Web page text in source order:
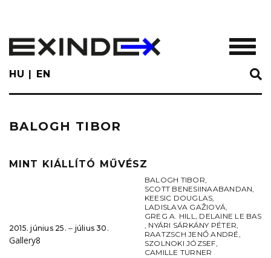
main
content
HU EN
BALOGH TIBOR
MINT KIÁLLÍTÓ MŰVÉSZ
2015. június 25. ‒ július 30.
Gallery8
BALOGH TIBOR,
SCOTT BENESIINAABANDAN,
KEESIC DOUGLAS,
LADISLAVA GAŽIOVÁ,
GREG A. HILL, DELAINE LE BAS
, NYÁRI SÁRKÁNY PÉTER,
RAATZSCH JENŐ ANDRÉ,
SZOLNOKI JÓZSEF,
CAMILLE TURNER